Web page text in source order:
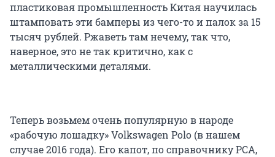
пластиковая промышленность Китая научилась
штамповать эти бамперы из чего-то и палок за 15
тысяч рублей. Ржаветь там нечему, так что,
наверное, это не так критично, как с
металлическими деталями.
Теперь возьмем очень популярную в народе
«рабочую лошадку» Volkswagen Polo (в нашем
случае 2016 года). Его капот, по справочнику РСА,